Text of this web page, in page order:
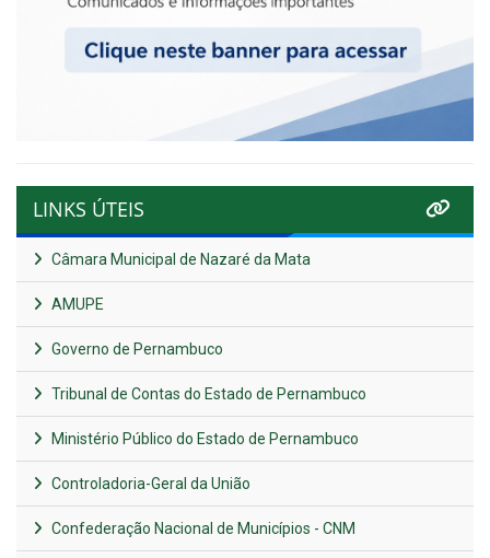
LINKS ÚTEIS
Câmara Municipal de Nazaré da Mata
AMUPE
Governo de Pernambuco
Tribunal de Contas do Estado de Pernambuco
Ministério Público do Estado de Pernambuco
Controladoria-Geral da União
Confederação Nacional de Municípios - CNM